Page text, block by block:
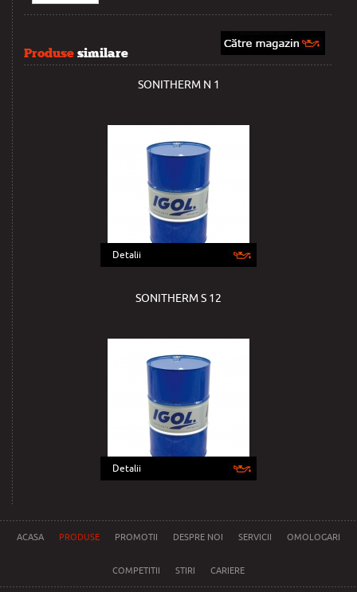
Produse similare
SONITHERM N 1
Detalii
SONITHERM S 12
Detalii
ACASA PRODUSE PROMOTII DESPRE NOI SERVICII OMOLOGARI
COMPETITII STIRI CARIERE